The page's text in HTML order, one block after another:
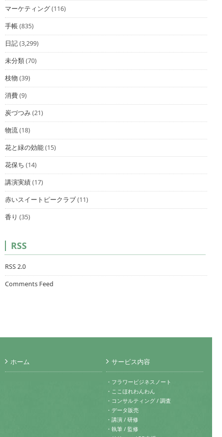
マーケティング(116)
手帳(835)
日記(3,299)
未分類(70)
枝物 (39)
消費(9)
炭づつみ(21)
物流(18)
花と緑の効能(15)
花保ち (14)
講演実績(17)
赤いスイートピークラブ(11)
香り (35)
RSS
RSS 2.0
Comments Feed
ホーム サービス内容
・フラワービジネスノート
・ここほれわんわん
・コンサルティング / 調査
・データ販売
・講演 / 研修
・執筆 / 監修